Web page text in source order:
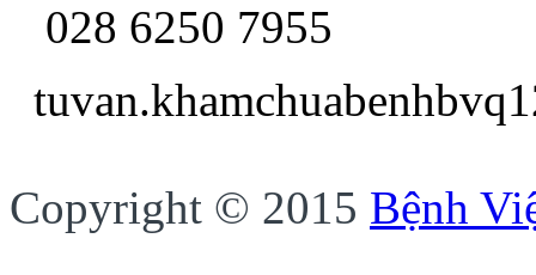
028 6250 7955
Copyright © 2015 Bệnh